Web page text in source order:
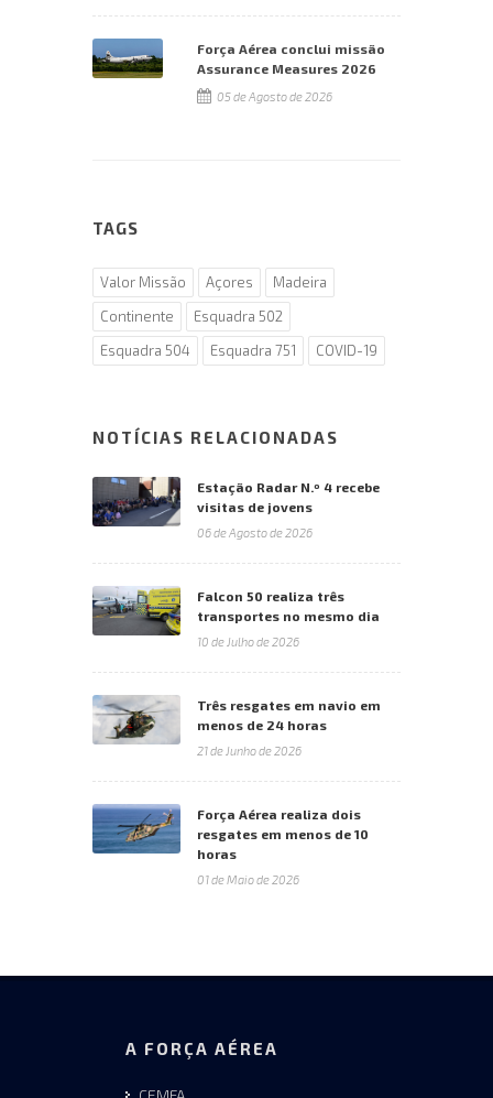
Força Aérea conclui missão
Assurance Measures 2026
05 de Agosto de 2026
TAGS
Valor Missão Açores
Madeira
Continente
Esquadra 502
Esquadra 504
Esquadra 751 COVID-19
NOTÍCIAS RELACIONADAS
Estação Radar N.º 4 recebe
visitas de jovens
06 de Agosto de 2026
Falcon 50 realiza três
transportes no mesmo dia
10 de Julho de 2026
Três resgates em navio em
menos de 24 horas
21 de Junho de 2026
Força Aérea realiza dois
resgates em menos de 10
horas
01 de Maio de 2026
A FORÇA AÉREA